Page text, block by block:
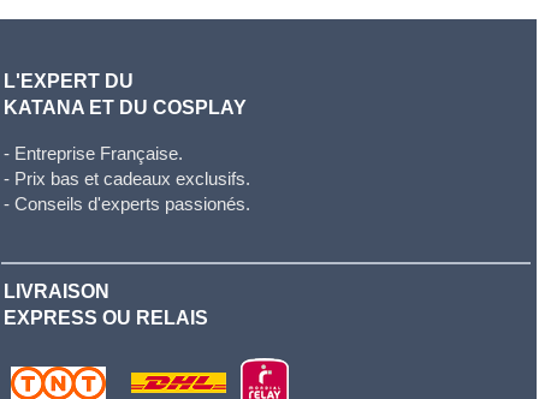
L'EXPERT DU
KATANA ET DU COSPLAY
- Entreprise Française.
- Prix bas et cadeaux exclusifs.
- Conseils d'experts passionés.
LIVRAISON
EXPRESS OU RELAIS